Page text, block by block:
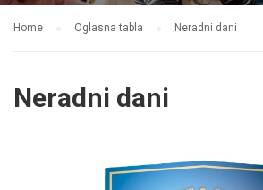
Home Oglasna tabla Neradni dani
Neradni dani